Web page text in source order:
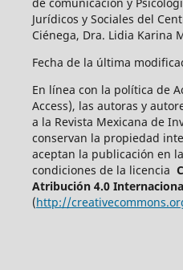
de comunicación y
Jurídicos y Sociales del
Ciénega, Dra. Lidia Karina
Fecha de la última
En línea con la política de
Access), las autoras y
a la Revista Mexicana de
conservan la propiedad
aceptan la publicación en
condiciones de la licencia
Atribución 4.0
(http://